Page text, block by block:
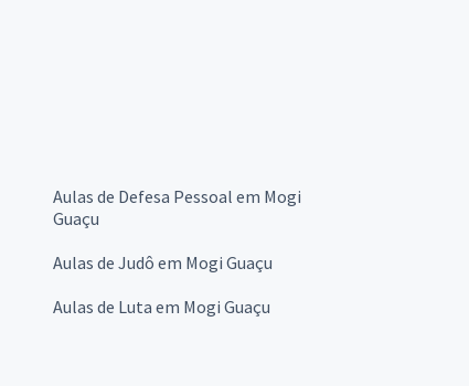
Aulas de Defesa Pessoal em Mogi
Guaçu
Aulas de Judô em Mogi Guaçu
Aulas de Luta em Mogi Guaçu